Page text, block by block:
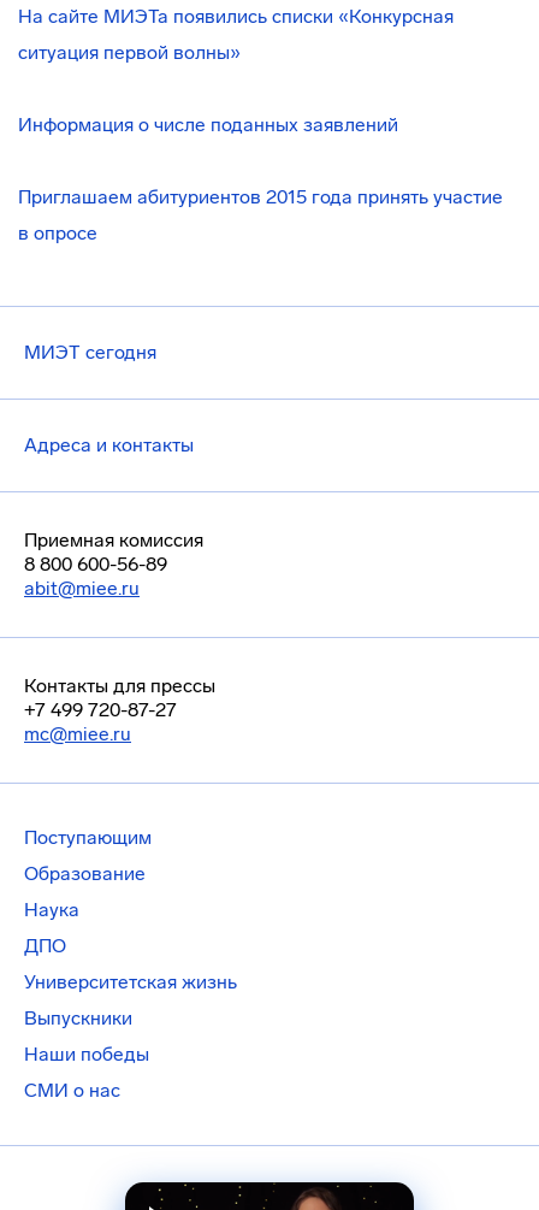
На сайте МИЭТа появились списки «Конкурсная
ситуация первой волны»
Информация о числе поданных заявлений
Приглашаем абитуриентов 2015 года принять участие
в опросе
МИЭТ сегодня
Адреса и контакты
Приемная комиссия
8 800 600-56-89
abit@miee.ru
Контакты для прессы
+7 499 720-87-27
mc@miee.ru
Поступающим
Образование
Наука
ДПО
Университетская жизнь
Выпускники
Наши победы
СМИ о нас